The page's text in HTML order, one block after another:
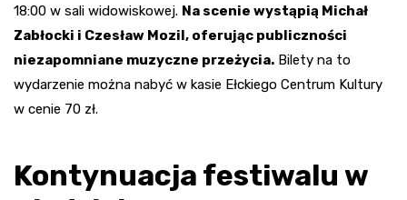
18:00 w sali widowiskowej. Na scenie wystąpią Michał
Zabłocki i Czesław Mozil, oferując publiczności
niezapomniane muzyczne przeżycia. Bilety na to
wydarzenie można nabyć w kasie Ełckiego Centrum Kultury
w cenie 70 zł.
Kontynuacja festiwalu w